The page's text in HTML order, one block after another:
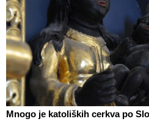
Mnogo je katoliških cerkva po